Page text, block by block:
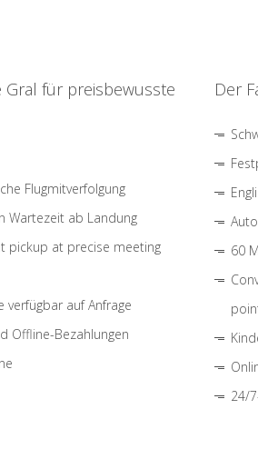
Gral für preisbewusste
Flugmitverfolgung
Wartezeit ab Landung
pickup at precise meeting
verfügbar auf Anfrage
Offline-Bezahlungen
Der
60
24/